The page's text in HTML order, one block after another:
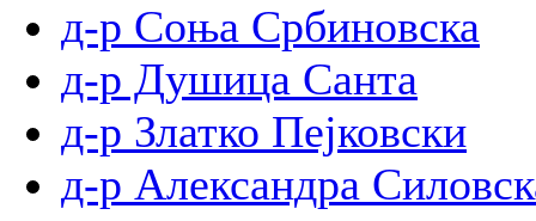
д-р Соња Србиновска
д-р Душица Санта
д-р Златко Пејковски
д-р Александра